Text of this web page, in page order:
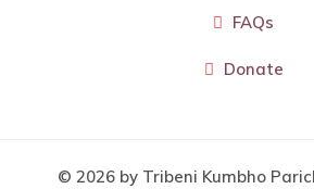
FAQs
Donate
© 2026 by Tribeni Kumbho